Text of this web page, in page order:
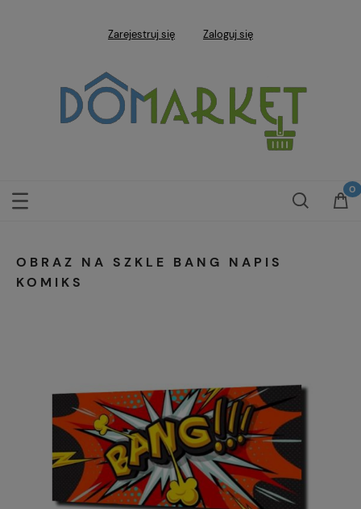
Zarejestruj się Zaloguj się
OBRAZ NA SZKLE BANG NAPIS
KOMIKS